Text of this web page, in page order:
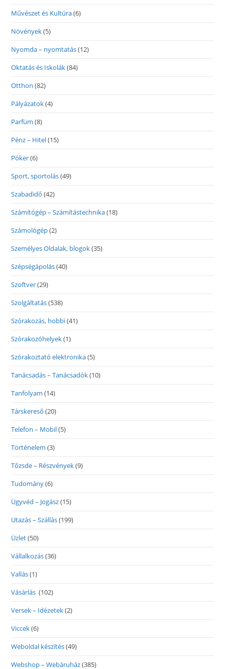
Művészet és Kultúra(6)
Növények(5)
Nyomda – nyomtatás(12)
Oktatás és Iskolák(84)
Otthon (82)
Pályázatok(4)
Parfüm (8)
Pénz – Hitel(15)
Póker(6)
Sport, sportolás(49)
Szabadidő (42)
Számítógép – Számítástechnika(18)
Számológép(2)
Személyes Oldalak, blogok(35)
Szépségápolás(40)
Szoftver(29)
Szolgáltatás(538)
Szórakozás, hobbi(41)
Szórakozóhelyek(1)
Szórakoztató elektronika(5)
Tanácsadás – Tanácsadók(10)
Tanfolyam (14)
Társkereső (20)
Telefon – Mobil(5)
Történelem (3)
Tőzsde – Részvények(9)
Tudomány(6)
Ügyvéd – Jogász(15)
Utazás – Szállás(199)
Üzlet(50)
Vállalkozás(36)
Vallás(1)
Vásárlás (102)
Versek – Idézetek(2)
Viccek(6)
Weboldal készítés(49)
Webshop – Webáruház(385)